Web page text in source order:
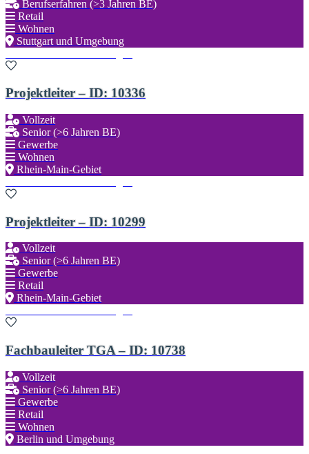
Berufserfahren (>3 Jahren BE)
Retail
Wohnen
Stuttgart und Umgebung
Projektleiter – ID: 10336
Vollzeit
Senior (>6 Jahren BE)
Gewerbe
Wohnen
Rhein-Main-Gebiet
Projektleiter – ID: 10299
Vollzeit
Senior (>6 Jahren BE)
Gewerbe
Retail
Rhein-Main-Gebiet
Fachbauleiter TGA – ID: 10738
Vollzeit
Senior (>6 Jahren BE)
Gewerbe
Retail
Wohnen
Berlin und Umgebung